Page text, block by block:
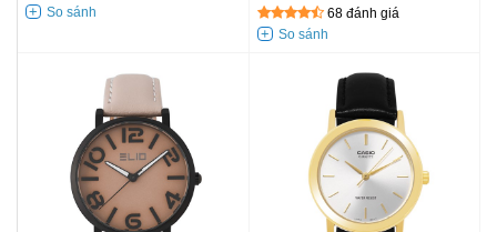
68 đánh giá